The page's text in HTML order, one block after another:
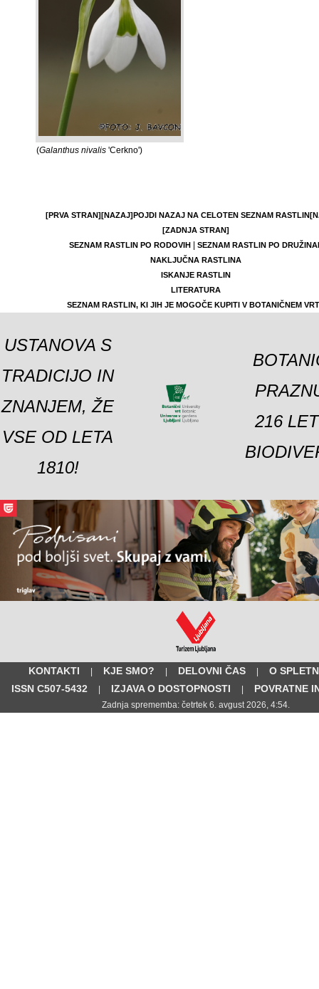
(Galanthus nivalis 'Cerkno')
[PRVA STRAN][NAZAJ]POJDI NAZAJ NA CELOTEN SEZNAM RASTLIN
[ZADNJA STRAN]
SEZNAM RASTLIN PO RODOVIH|
SEZNAM RASTLIN PO
NAKLJUČNA RASTLINA
ISKANJE RASTLIN
LITERATURA
SEZNAM RASTLIN, KI JIH JE MOGOČE KUPITI V BOTANIČNEM
USTANOVA S
TRADICIJO IN
ZNANJEM, ŽE
VSE OD LETA
1810!
216
KONTAKTI | KJE SMO? | DELOVNI ČAS |
O
ISSN C507-5432
| IZJAVA O DOSTOPNOSTI | POVRATNE
Zadnja sprememba: četrtek 6. avgust 2026, 4:54.